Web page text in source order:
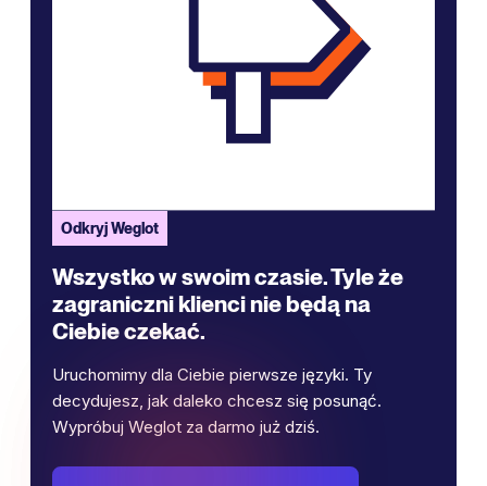
Odkryj Weglot
Wszystko w swoim czasie. Tyle że
zagraniczni klienci nie będą na
Ciebie czekać.
Uruchomimy dla Ciebie pierwsze języki. Ty
decydujesz, jak daleko chcesz się posunąć.
Wypróbuj Weglot za darmo już dziś.